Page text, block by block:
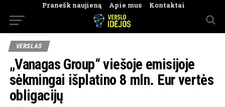
Pranešk naujieną Apie mus Kontaktai
VERSLAS
„Vanagas Group“ viešoje emisijoje
sėkmingai išplatino 8 mln. Eur vertės
obligacijų